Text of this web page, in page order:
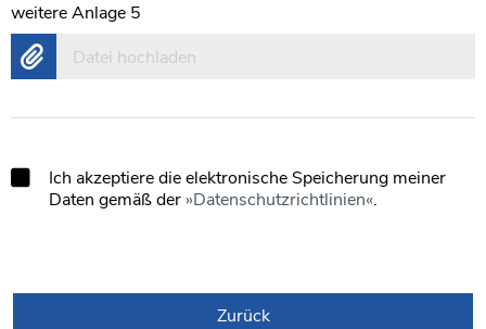
weitere Anlage 5
Datei hochladen
Ich akzeptiere die elektronische Speicherung meiner
Daten gemäß der Datenschutzrichtlinien .
Zurück